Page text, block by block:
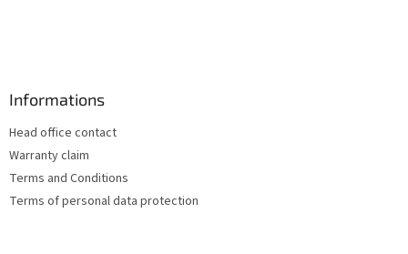
Informations
Head office contact
Warranty claim
Terms and Conditions
Terms of personal data protection